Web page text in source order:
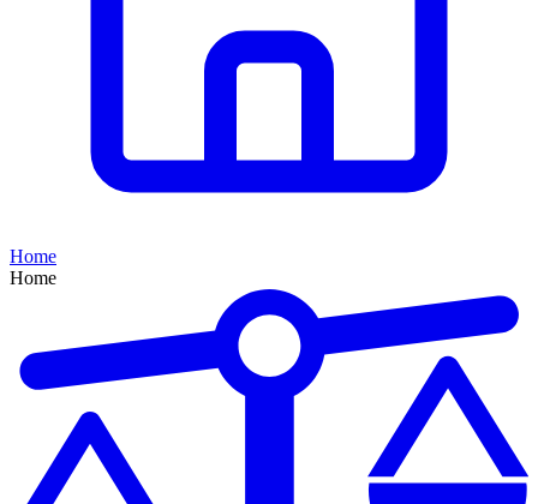
Home
Home